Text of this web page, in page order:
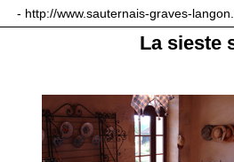
- http://www.sauternais-graves-
La sieste